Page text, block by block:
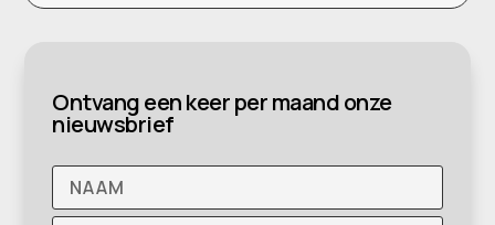
Ontvang een keer per maand onze
nieuwsbrief